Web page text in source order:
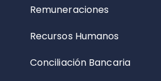
Remuneraciones
Recursos Humanos
Conciliación Bancaria